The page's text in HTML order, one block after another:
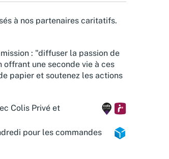
à nos partenaires caritatifs.
: "diffuser la passion de
offrant une seconde vie à ces
papier et soutenez les actions
Colis Privé et
pour les commandes